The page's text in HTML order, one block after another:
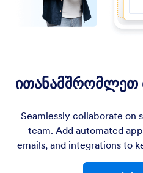
ითანამშრომლეთ
Seamlessly collaborate on
team. Add automated
emails, and integrations to